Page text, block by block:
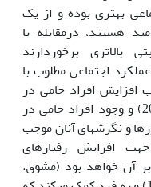
بهتری بوده و از یک
هستند، درمقابله با
برخوردارند
عملکرد اجتماعی مطلوب با
افزایش افراد حامی در
، 2024) و وجود افراد حامی در
و نگرش­های آنان موجب
افزایش رفتارهای
آن خواهد بود (مشوق،